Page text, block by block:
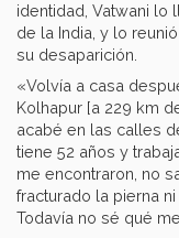
identidad, Vatwani lo
de la India, y lo
su desaparición.
«Volvía a casa
Kolhapur [a 229 km
acabé en las calles
tiene 52 años y
me encontraron, no
fracturado la pierna
Todavía no sé qué